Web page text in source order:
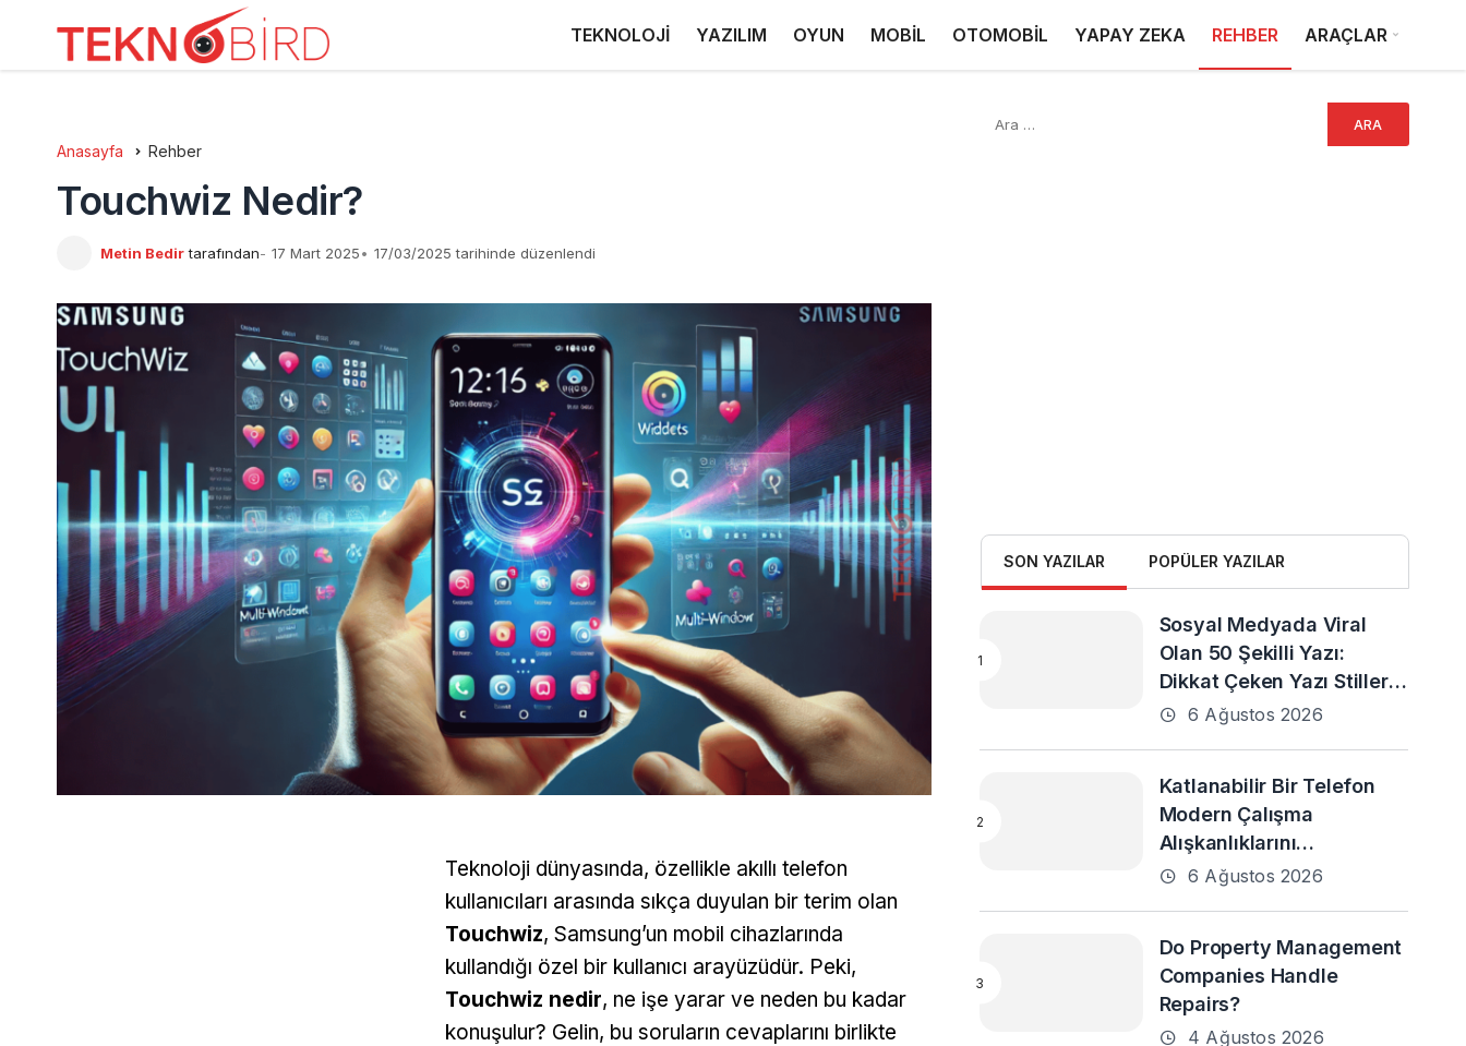
TEKNOLOJİ YAZILIM OYUN MOBİL OTOMOBİL YAPAY ZEKA REHBER ARAÇLAR
Anasayfa Rehber
Touchwiz Nedir?
Metin Bedir tarafından 17 Mart 2025 17/03/2025 tarihinde düzenlendi
Teknoloji dünyasında, özellikle akıllı telefon
kullanıcıları arasında sıkça duyulan bir terim olan
Touchwiz, Samsung’un mobil cihazlarında
kullandığı özel bir kullanıcı arayüzüdür. Peki,
Touchwiz nedir, ne işe yarar ve neden bu kadar
konuşulur? Gelin, bu soruların cevaplarını birlikte
SON YAZILAR POPÜLER YAZILAR
Sosyal Medyada Viral
Olan 50 Şekilli Yazı:
Dikkat Çeken Yazı Stilleri
ve En Popüler Örnekler
6 Ağustos 2026
Katlanabilir Bir Telefon
Modern Çalışma
Alışkanlıklarını
Destekleyebilir mi?
6 Ağustos 2026
Do Property Management
Companies Handle
Repairs?
4 Ağustos 2026